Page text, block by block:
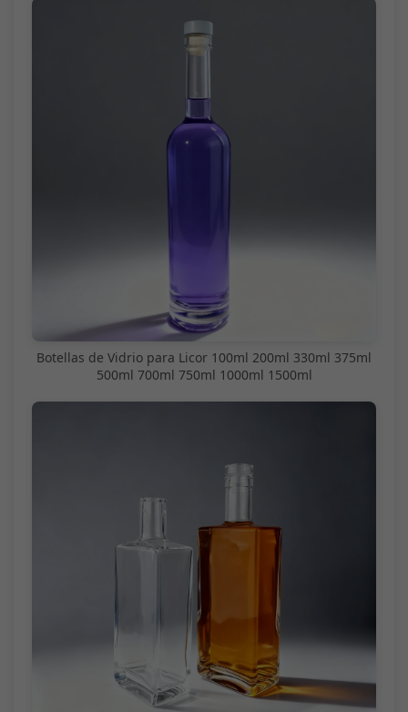
Botellas de Vidrio para Licor 100ml 200ml 330ml 375ml
500ml 700ml 750ml 1000ml 1500ml